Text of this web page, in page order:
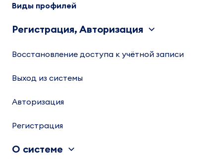
Виды профилей
Регистрация, Авторизация
Восстановление доступа к учётной записи
Выход из системы
Авторизация
Регистрация
О системе